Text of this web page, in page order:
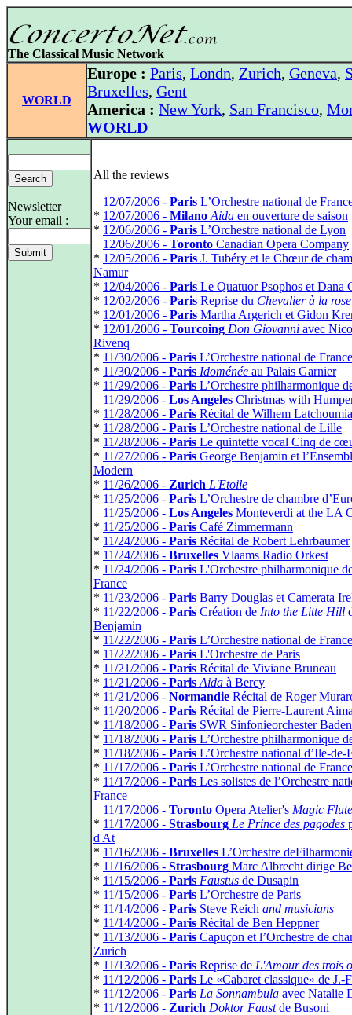
The Classical Music Network
WORLD
Europe : Paris, Londn, Zurich, Geneva,
Bruxelles, Gent
America : New York, San Francisco,
WORLD
Newsletter
Your email :
All the reviews
12/07/2006 - Paris L’Orchestre national de
* 12/07/2006 - Milano Aida en ouverture de saison
* 12/06/2006 - Paris L’Orchestre national de Lyon
12/06/2006 - Toronto Canadian Opera Company
* 12/05/2006 - Paris J. Tubéry et le Chœur de
Namur
* 12/04/2006 - Paris Le Quatuor Psophos et Dana
* 12/02/2006 - Paris Reprise du Chevalier à la rose
* 12/01/2006 - Paris Martha Argerich et Gidon
* 12/01/2006 - Tourcoing Don Giovanni avec
Rivenq
* 11/30/2006 - Paris L’Orchestre national de France
* 11/30/2006 - Paris Idoménée au Palais Garnier
* 11/29/2006 - Paris L’Orchestre philharmonique
11/29/2006 - Los Angeles Christmas with
* 11/28/2006 - Paris Récital de Wilhem Latchoumia
* 11/28/2006 - Paris L’Orchestre national de Lille
* 11/28/2006 - Paris Le quintette vocal Cinq de
* 11/27/2006 - Paris George Benjamin et
Modern
* 11/26/2006 - Zurich L'Etoile
* 11/25/2006 - Paris L’Orchestre de chambre
11/25/2006 - Los Angeles Monteverdi at the LA
* 11/25/2006 - Paris Café Zimmermann
* 11/24/2006 - Paris Récital de Robert Lehrbaumer
* 11/24/2006 - Bruxelles Vlaams Radio Orkest
* 11/24/2006 - Paris L'Orchestre philharmonique
France
* 11/23/2006 - Paris Barry Douglas et Camerata
* 11/22/2006 - Paris Création de Into the Litte Hill
Benjamin
* 11/22/2006 - Paris L’Orchestre national de France
* 11/22/2006 - Paris L'Orchestre de Paris
* 11/21/2006 - Paris Récital de Viviane Bruneau
* 11/21/2006 - Paris Aida à Bercy
* 11/21/2006 - Normandie Récital de Roger
* 11/20/2006 - Paris Récital de Pierre-Laurent
* 11/18/2006 - Paris SWR Sinfonieorchester
* 11/18/2006 - Paris L’Orchestre philharmonique
* 11/18/2006 - Paris L’Orchestre national d’Ile-de-
* 11/17/2006 - Paris L’Orchestre national de France
* 11/17/2006 - Paris Les solistes de l’Orchestre
France
11/17/2006 - Toronto Opera Atelier's Magic Flute
* 11/17/2006 - Strasbourg Le Prince des pagodes
d'At
* 11/16/2006 - Bruxelles L’Orchestre
* 11/16/2006 - Strasbourg Marc Albrecht dirige
* 11/15/2006 - Paris Faustus de Dusapin
* 11/15/2006 - Paris L’Orchestre de Paris
* 11/14/2006 - Paris Steve Reich and musicians
* 11/14/2006 - Paris Récital de Ben Heppner
* 11/13/2006 - Paris Capuçon et l’Orchestre de
Zurich
* 11/13/2006 - Paris Reprise de L'Amour des trois
* 11/12/2006 - Paris Le «Cabaret classique» de J.-
* 11/12/2006 - Paris La Sonnambula avec Natalie
* 11/12/2006 - Zurich Doktor Faustde Busoni